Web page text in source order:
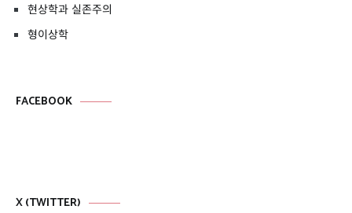
현상학과 실존주의
형이상학
FACEBOOK
X (TWITTER)